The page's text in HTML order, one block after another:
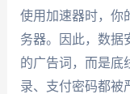
使用加速器时，你
务器。因此，数据
的广告词，而是底
录、支付密码都被